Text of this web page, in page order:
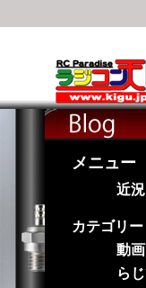
メニュー
近況
カテゴリー
動
ら